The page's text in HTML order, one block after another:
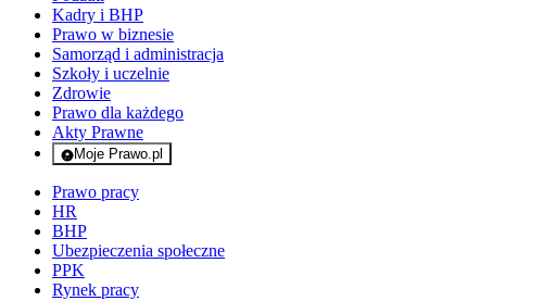
Kadry i BHP
Prawo w biznesie
Samorząd i administracja
Szkoły i uczelnie
Zdrowie
Prawo dla każdego
Akty Prawne
Moje Prawo.pl
- rejestracja i logowanie do serwisu
Prawo pracy
HR
BHP
Ubezpieczenia społeczne
PPK
Rynek pracy